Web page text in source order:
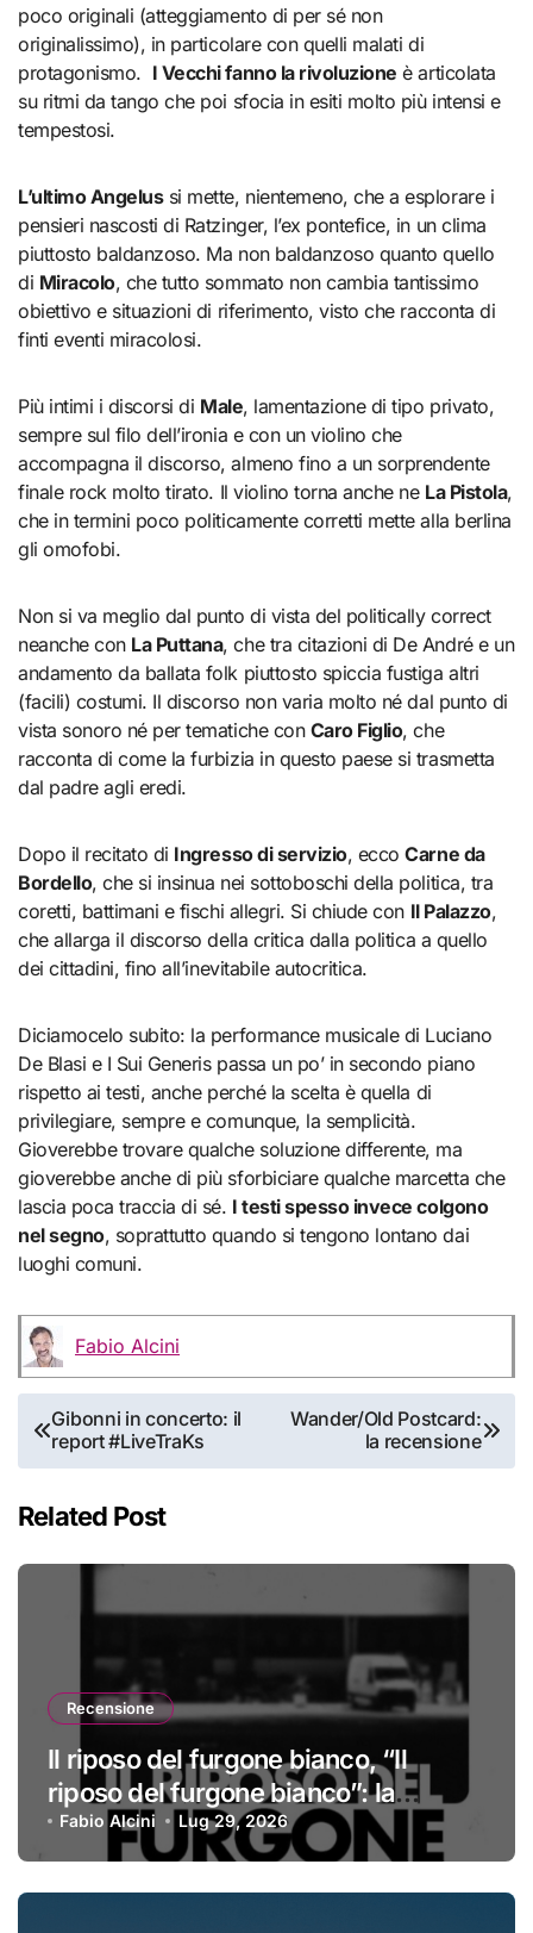
poco originali (atteggiamento di per sé non
originalissimo), in particolare con quelli malati di
protagonismo. I Vecchi fanno la rivoluzione è articolata
su ritmi da tango che poi sfocia in esiti molto più intensi e
tempestosi.
L’ultimo Angelussi mette, nientemeno, che a esplorare i
pensieri nascosti di Ratzinger, l’ex pontefice, in un clima
piuttosto baldanzoso. Ma non baldanzoso quanto quello
di Miracolo, che tutto sommato non cambia tantissimo
obiettivo e situazioni di riferimento, visto che racconta di
finti eventi miracolosi.
Più intimi i discorsi di Male, lamentazione di tipo privato,
sempre sul filo dell’ironia e con un violino che
accompagna il discorso, almeno fino a un sorprendente
finale rock molto tirato. Il violino torna anche ne La Pistola,
che in termini poco politicamente corretti mette alla berlina
gli omofobi.
Non si va meglio dal punto di vista del politically correct
neanche con La Puttana, che tra citazioni di De André e un
andamento da ballata folk piuttosto spiccia fustiga altri
(facili) costumi. Il discorso non varia molto né dal punto di
vista sonoro né per tematiche con Caro Figlio, che
racconta di come la furbizia in questo paese si trasmetta
dal padre agli eredi.
Dopo il recitato di Ingresso di servizio, eccoCarne da
Bordello, che si insinua nei sottoboschi della politica, tra
coretti, battimani e fischi allegri. Si chiude con Il Palazzo,
che allarga il discorso della critica dalla politica a quello
dei cittadini, fino all’inevitabile autocritica.
Diciamocelo subito: la performance musicale di Luciano
De Blasi e I Sui Generis passa un po’ in secondo piano
rispetto ai testi, anche perché la scelta è quella di
privilegiare, sempre e comunque, la semplicità.
Gioverebbe trovare qualche soluzione differente, ma
gioverebbe anche di più sforbiciare qualche marcetta che
lascia poca traccia di sé. I testi spesso invece colgono
nel segno, soprattutto quando si tengono lontano dai
luoghi comuni.
Fabio Alcini
Navigazione
articoli
Gibonni in concerto: il
report #LiveTraKs
Wander/Old Postcard:
la recensione
Related Post
Recensione
Il riposo del furgone bianco, “Il
riposo del furgone bianco”: la
recensione
Fabio Alcini Lug 29, 2026